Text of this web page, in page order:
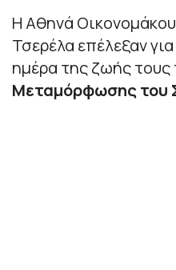
Η Αθηνά
Τσερέλα επέλεξαν
ημέρα της ζωής τους
Μεταμόρφωσης του